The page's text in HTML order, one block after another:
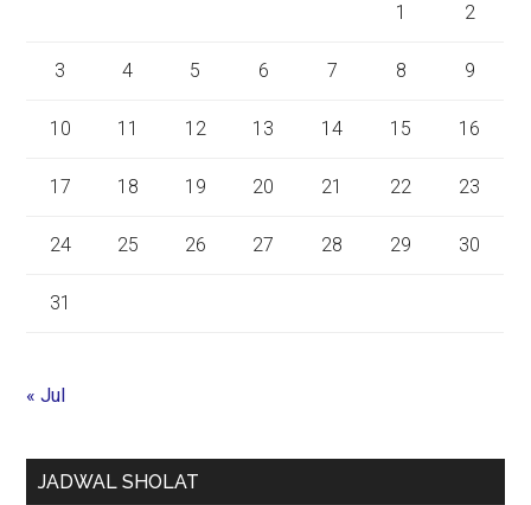
1 2
3 4 5 6 7 8 9
10 11 12 13 14 15 16
17 18 19 20 21 22 23
24 25 26 27 28 29 30
31
« Jul
JADWAL SHOLAT